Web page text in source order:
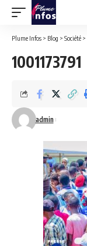
Plume Infos > Blog > Société >
1001173791
admin